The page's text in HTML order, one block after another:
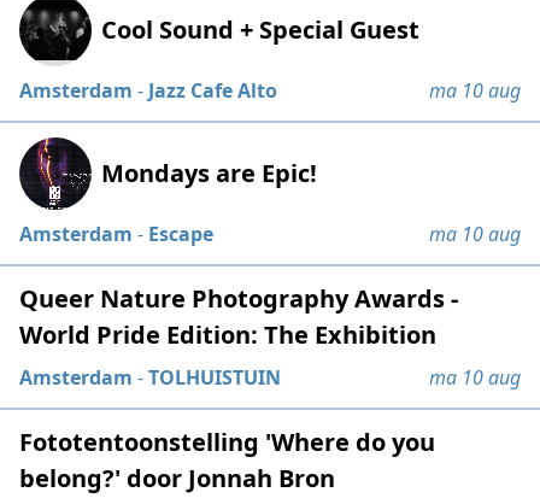
Cool Sound + Special Guest
Amsterdam - Jazz Cafe Alto ma 10 aug
Mondays are Epic!
Amsterdam - Escape ma 10 aug
Queer Nature Photography Awards -
World Pride Edition: The Exhibition
Amsterdam -TOLHUISTUIN ma 10 aug
Fototentoonstelling 'Where do you
belong?' door Jonnah Bron